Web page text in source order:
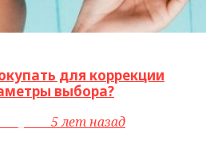
для коррекции
выбора?
5 лет назад